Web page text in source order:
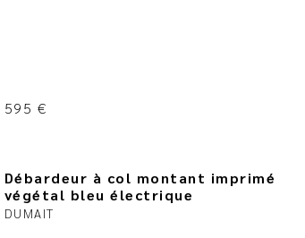
595 €
Débardeur à col montant imprimé
végétal bleu électrique
DUMAIT